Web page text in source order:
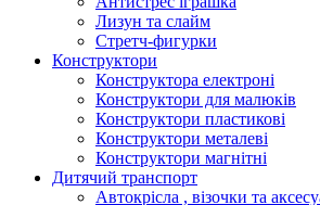
Лизун та слайм
Стретч-фигурки
Конструктори
Конструктора електроні
Конструктори для малюків
Конструктори пластикові
Конструктори металеві
Конструктори магнітні
Дитячий транспорт
Автокрісла , візочки та